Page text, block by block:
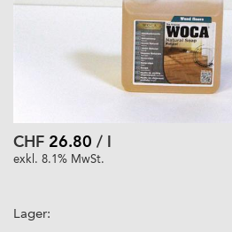
CHF 26.80 / l
exkl. 8.1% MwSt.
Lager: